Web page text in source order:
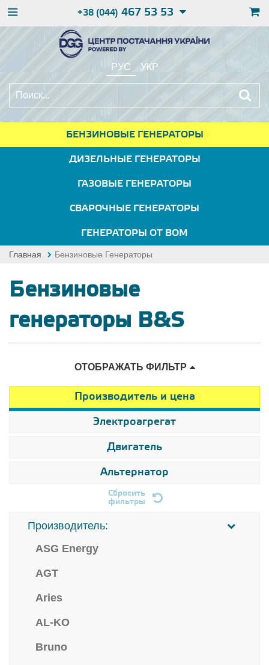
+38 (044) 467 53 53
РУС УКР
БЕНЗИНОВЫЕ ГЕНЕРАТОРЫ
ДИЗЕЛЬНЫЕ ГЕНЕРАТОРЫ
ГАЗОВЫЕ ГЕНЕРАТОРЫ
СВАРОЧНЫЕ ГЕНЕРАТОРЫ
ГЕНЕРАТОРЫ ОТ ВОМ
Главная Бензиновые Генераторы
Бензиновые
генераторы B&S
ОТОБРАЖАТЬ ФИЛЬТР
Производитель и цена
Электроагрегат
Двигатель
Альтернатор
Сбросить
фильтры
Производитель:
ASG Energy
AGT
Aries
AL-KO
Bruno